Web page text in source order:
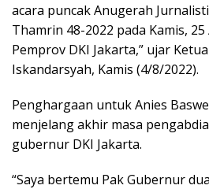
acara puncak Anugerah
Thamrin 48-2022 pada Kamis,
Pemprov DKI Jakarta,” ujar Ketua
Iskandarsyah, Kamis (4/8/2022).
Penghargaan untuk Anies
menjelang akhir masa
gubernur DKI Jakarta.
“Saya bertemu Pak Gubernur